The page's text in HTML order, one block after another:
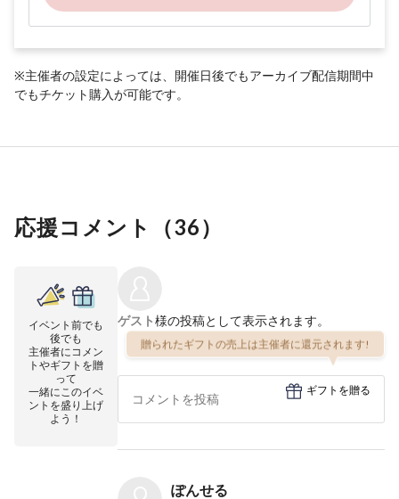
※主催者の設定によっては、開催日後でもアーカイブ配信期間中
でもチケット購入が可能です。
応援コメント（36）
イベント前でも
後でも
主催者にコメン
トやギフトを贈
って
一緒にこのイベ
ントを盛り上げ
よう！
ゲスト様の投稿として表示されます。
贈られたギフトの売上は主催者に還元されます!
ギフトを贈る
ぽんせる